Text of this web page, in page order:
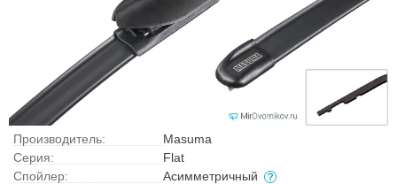
Производитель:
Masuma
Серия:
Flat
Спойлер:
Асимметричный